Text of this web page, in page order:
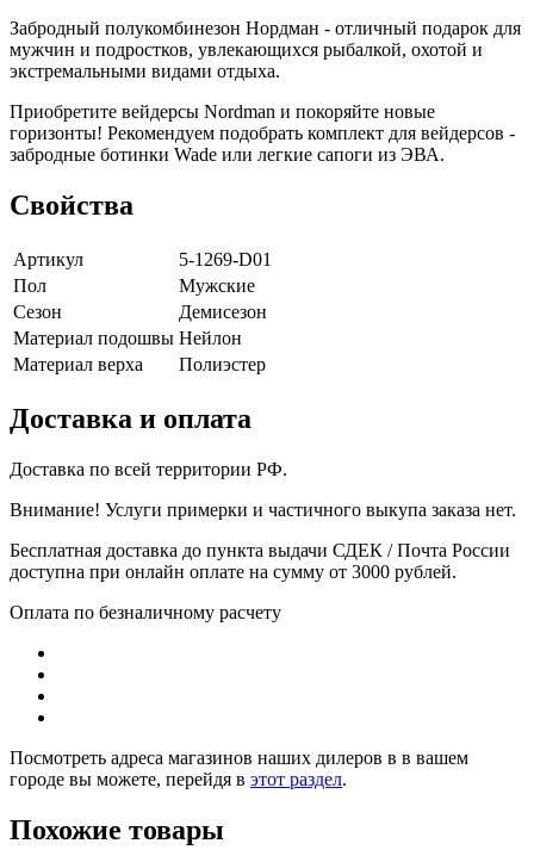
Забродный полукомбинезон Нордман - отличный подарок для
мужчин и подростков, увлекающихся рыбалкой, охотой и
экстремальными видами отдыха.
Приобретите вейдерсы Nordman и покоряйте новые
горизонты! Рекомендуем подобрать комплект для вейдерсов -
забродные ботинки Wade или легкие сапоги из ЭВА.
Свойства
Артикул
5-1269-D01
Пол
Мужские
Сезон
Демисезон
Материал подошвы Нейлон
Материал верха
Полиэстер
Доставка и оплата
Доставка по всей территории РФ.
Внимание! Услуги примерки и частичного выкупа заказа нет.
Бесплатная доставка до пункта выдачи СДЕК / Почта России
доступна при онлайн оплате на сумму от 3000 рублей.
Оплата по безналичному расчету
Посмотреть адреса магазинов наших дилеров в в вашем
городе вы можете, перейдя в этот раздел.
Похожие товары